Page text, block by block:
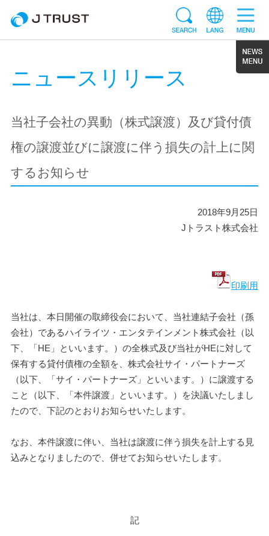
ニュースリリース
当社子会社の異動（株式譲渡）及び貸付債
権の譲渡並びに譲渡に伴う損失の計上に関
するお知らせ
2018年9月25日
Jトラスト株式会社
印刷用
当社は、本日開催の取締役会において、当社連結子会社（孫
会社）であるハイライツ・エンタテインメント株式会社（以
下、「HE」といいます。）の全株式及び当社がHEに対して
保有する貸付債権の全額を、株式会社サイ・パートナーズ
（以下、「サイ・パートナーズ」といいます。）に譲渡する
こと（以下、「本件譲渡」といいます。）を決議いたしまし
たので、下記のとおりお知らせいたします。
なお、本件譲渡に伴い、当社は譲渡に伴う損失を計上する見
込みとなりましたので、併せてお知らせいたします。
記